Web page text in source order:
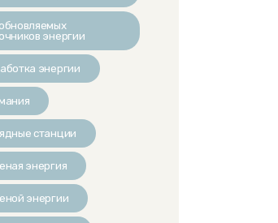
энергии
энергии
станции
энергия
энергии